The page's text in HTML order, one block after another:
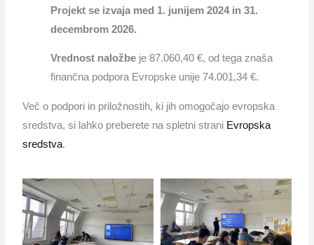
Projekt se izvaja med 1. junijem 2024 in 31.
decembrom 2026.
Vrednost naložbe je 87.060,40 €, od tega znaša
finančna podpora Evropske unije 74.001,34 €.
Več o podpori in priložnostih, ki jih omogočajo evropska
sredstva, si lahko preberete na spletni strani Evropska
sredstva.